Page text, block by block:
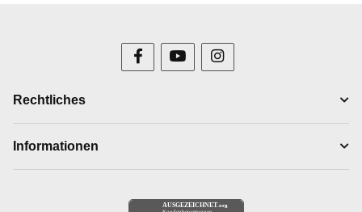
Rechtliches
Informationen
AUSGEZEICHNET .org